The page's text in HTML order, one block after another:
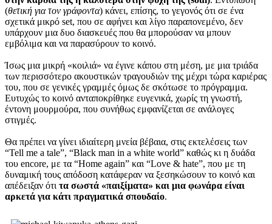
(θετική για τον γράφοντα) κάνει, επίσης, το γεγονός ότι σε ένα
σχετικά μικρό set, που σε αφήνει και λίγο παραπονεμένο, δεν
υπάρχουν μια δυο διασκευές που θα μπορούσαν να μπουν
εμβόλιμα και να παρασύρουν το κοινό.
Ίσως μια μικρή «κοιλιά» να έγινε κάπου στη μέση, με μια τριάδα
των περισσότερο ακουστικών τραγουδιών της μέχρι τώρα καριέρας
του, που σε γενικές γραμμές όμως δε σκότωσε το πρόγραμμα.
Ευτυχώς το κοινό ανταποκρίθηκε ευγενικά, χωρίς τη γνωστή,
έντονη μουρμούρα, που συνήθως εμφανίζεται σε ανάλογες
στιγμές.
Θα πρέπει να γίνει ιδιαίτερη μνεία βέβαια, στις εκτελέσεις των
“Tell me a tale”, “Black man in a white world” καθώς κι η δυάδα
του encore, με τα “Home again” και “Love & hate”, που με τη
δυναμική τους απόδοση κατάφεραν να ξεσηκώσουν το κοινό και
απέδειξαν ότι τα σωστά «παιξίματα» και μια φωνάρα είναι
αρκετά για κάτι πραγματικά σπουδαίο.